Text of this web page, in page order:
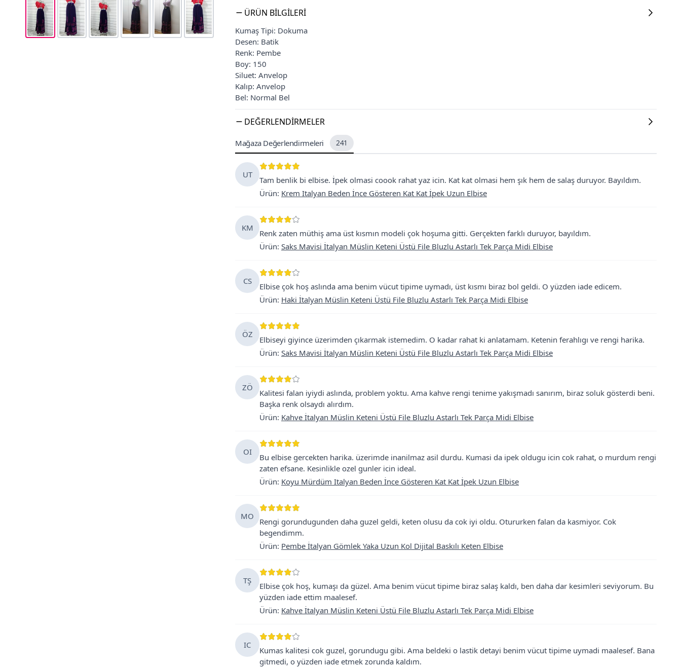
ÜRÜN BILGILERI
Kumaş Tipi: Dokuma
Desen: Batik
Renk: Pembe
Boy: 150
Siluet: Anvelop
Kalıp: Anvelop
Bel: Normal Bel
DEĞERLENDIRMELER
Mağaza Değerlendirmeleri 241
UT
Tam benlik bi elbise. İpek olmasi coook rahat yaz icin. Kat kat olmasi hem şık hem de salaş duruyor. Bayıldım.
Ürün: Krem Italyan Beden İnce Gösteren Kat Kat İpek Uzun Elbise
KM
Renk zaten müthiş ama üst kısmın modeli çok hoşuma gitti. Gerçekten farklı duruyor, bayıldım.
Ürün: Saks Mavisi İtalyan Müslin Keteni Üstü File Bluzlu Astarlı Tek Parça Midi Elbise
CS
Elbise çok hoş aslında ama benim vücut tipime uymadı, üst kısmı biraz bol geldi. O yüzden iade edicem.
Ürün: Haki İtalyan Müslin Keteni Üstü File Bluzlu Astarlı Tek Parça Midi Elbise
ÖZ
Elbiseyi giyince üzerimden çıkarmak istemedim. O kadar rahat ki anlatamam. Ketenin ferahlıgı ve rengi harika.
Ürün: Saks Mavisi İtalyan Müslin Keteni Üstü File Bluzlu Astarlı Tek Parça Midi Elbise
ZÖ
Kalitesi falan iyiydi aslında, problem yoktu. Ama kahve rengi tenime yakışmadı sanırım, biraz soluk gösterdi beni.
Başka renk olsaydı alırdım.
Ürün: Kahve İtalyan Müslin Keteni Üstü File Bluzlu Astarlı Tek Parça Midi Elbise
OI
Bu elbise gercekten harika. üzerimde inanilmaz asil durdu. Kumasi da ipek oldugu icin cok rahat, o murdum rengi
zaten efsane. Kesinlikle ozel gunler icin ideal.
Ürün: Koyu Mürdüm Italyan Beden İnce Gösteren Kat Kat İpek Uzun Elbise
MO
Rengi gorundugunden daha guzel geldi, keten olusu da cok iyi oldu. Otururken falan da kasmiyor. Cok
begendimm.
Ürün: Pembe İtalyan Gömlek Yaka Uzun Kol Dijital Baskılı Keten Elbise
TŞ
Elbise çok hoş, kumaşı da güzel. Ama benim vücut tipime biraz salaş kaldı, ben daha dar kesimleri seviyorum. Bu
yüzden iade ettim maalesef.
Ürün: Kahve İtalyan Müslin Keteni Üstü File Bluzlu Astarlı Tek Parça Midi Elbise
IC
Kumas kalitesi cok guzel, gorundugu gibi. Ama beldeki o lastik detayi benim vücut tipime uymadi maalesef. Bana
gitmedi, o yüzden iade etmek zorunda kaldım.